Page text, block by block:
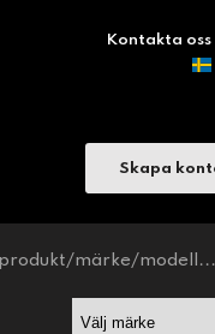
Kontakta oss
Skapa